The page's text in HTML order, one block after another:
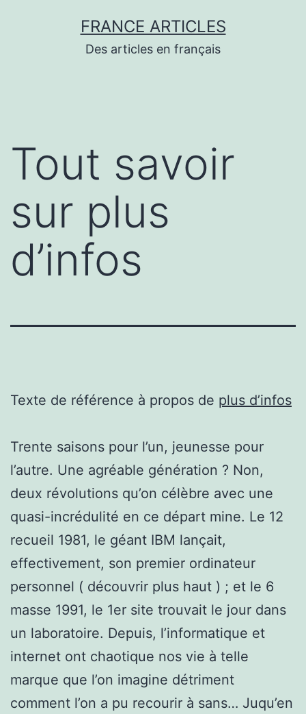
FRANCE ARTICLES
Des articles en français
Tout savoir
sur plus
d’infos
Texte de référence à propos de plus d’infos
Trente saisons pour l’un, jeunesse pour
l’autre. Une agréable génération ? Non,
deux révolutions qu’on célèbre avec une
quasi-incrédulité en ce départ mine. Le 12
recueil 1981, le géant IBM lançait,
effectivement, son premier ordinateur
personnel ( découvrir plus haut ) ; et le 6
masse 1991, le 1er site trouvait le jour dans
un laboratoire. Depuis, l’informatique et
internet ont chaotique nos vie à telle
marque que l’on imagine détriment
comment l’on a pu recourir à sans… Juqu’en